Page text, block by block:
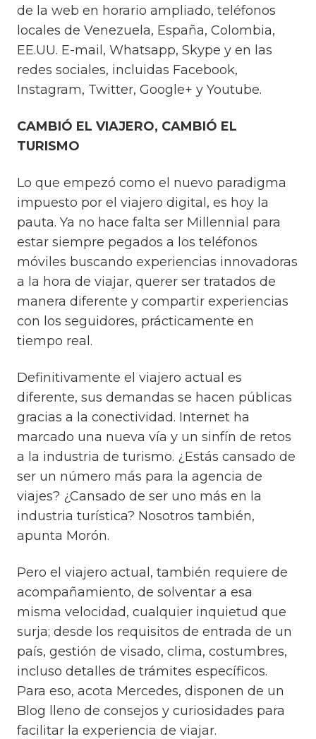
de la web en horario ampliado, teléfonos
locales de Venezuela, España, Colombia,
EE.UU. E-mail, Whatsapp, Skype y en las
redes sociales, incluidas Facebook,
Instagram, Twitter, Google+ y Youtube.
CAMBIÓ EL VIAJERO, CAMBIÓ EL
TURISMO
Lo que empezó como el nuevo paradigma
impuesto por el viajero digital, es hoy la
pauta. Ya no hace falta ser Millennial para
estar siempre pegados a los teléfonos
móviles buscando experiencias innovadoras
a la hora de viajar, querer ser tratados de
manera diferente y compartir experiencias
con los seguidores, prácticamente en
tiempo real.
Definitivamente el viajero actual es
diferente, sus demandas se hacen públicas
gracias a la conectividad. Internet ha
marcado una nueva vía y un sinfín de retos
a la industria de turismo. ¿Estás cansado de
ser un número más para la agencia de
viajes? ¿Cansado de ser uno más en la
industria turística? Nosotros también,
apunta Morón.
Pero el viajero actual, también requiere de
acompañamiento, de solventar a esa
misma velocidad, cualquier inquietud que
surja; desde los requisitos de entrada de un
país, gestión de visado, clima, costumbres,
incluso detalles de trámites específicos.
Para eso, acota Mercedes, disponen de un
Blog lleno de consejos y curiosidades para
facilitar la experiencia de viajar.